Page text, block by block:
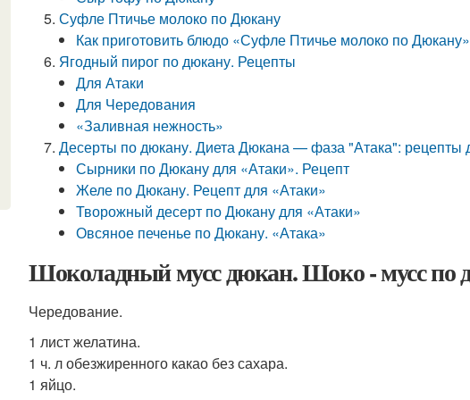
Суфле Птичье молоко по Дюкану
Как приготовить блюдо «Суфле Птичье молоко по Дюкану»
Ягодный пирог по дюкану. Рецепты
Для Атаки
Для Чередования
«Заливная нежность»
Десерты по дюкану. Диета Дюкана — фаза "Атака": рецепты
Сырники по Дюкану для «Атаки». Рецепт
Желе по Дюкану. Рецепт для «Атаки»
Творожный десерт по Дюкану для «Атаки»
Овсяное печенье по Дюкану. «Атака»
Шоколадный мусс дюкан. Шоко - мусс по
Чередование.
1 лист желатина.
1 ч. л обезжиренного какао без сахара.
1 яйцо.